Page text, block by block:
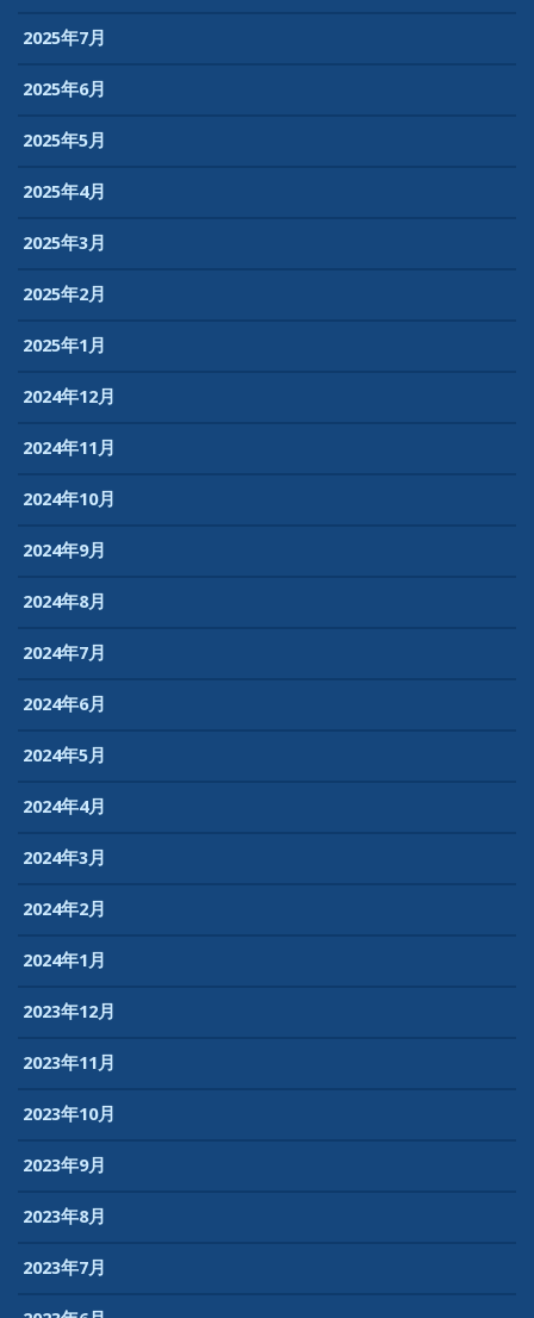
2025年7月
2025年6月
2025年5月
2025年4月
2025年3月
2025年2月
2025年1月
2024年12月
2024年11月
2024年10月
2024年9月
2024年8月
2024年7月
2024年6月
2024年5月
2024年4月
2024年3月
2024年2月
2024年1月
2023年12月
2023年11月
2023年10月
2023年9月
2023年8月
2023年7月